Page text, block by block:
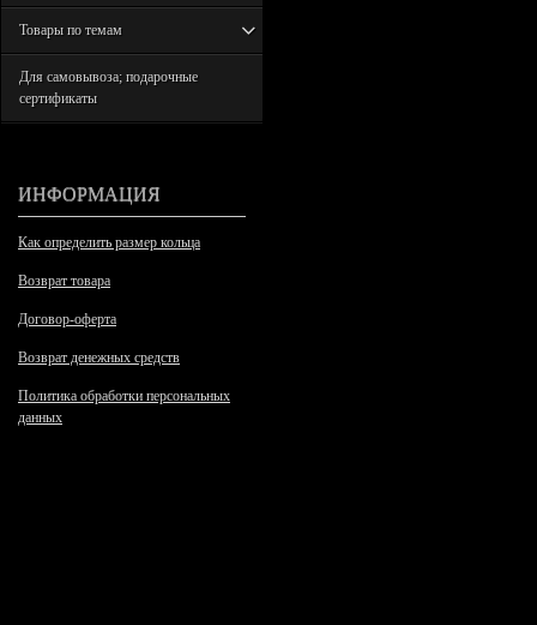
Товары по темам
Для самовывоза; подарочные
сертификаты
ИНФОРМАЦИЯ
Как определить размер кольца
Возврат товара
Договор-оферта
Возврат денежных средств
Политика обработки персональных
данных